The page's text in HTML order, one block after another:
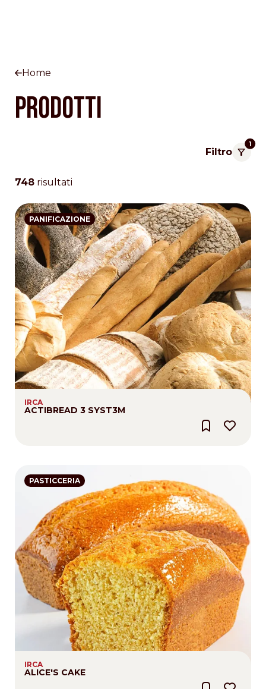
Home
Prodotti
Filtro
1
748 risultati
PANIFICAZIONE
IRCA
ACTIBREAD 3 SYST3M
PASTICCERIA
IRCA
ALICE'S CAKE